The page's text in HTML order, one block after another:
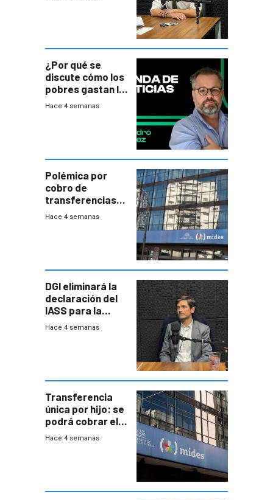
¿Por qué se
discute cómo los
pobres gastan la
plata?
Hace 4 semanas
Polémica por
cobro de
transferencias
del Mides en
Hace 4 semanas
DGI eliminará la
declaración del
IASS para la
mayoría de los
Hace 4 semanas
Transferencia
única por hijo: se
podrá cobrar el
100% en efectivo
Hace 4 semanas